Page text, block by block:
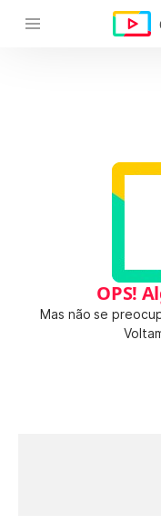
OPS!
Mas não se